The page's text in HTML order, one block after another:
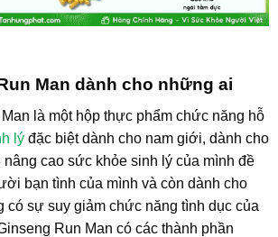
Man dành cho những ai
là một hộp thực phẩm chức năng hỗ
lý đặc biệt dành cho nam giới, dành cho
cao sức khỏe sinh lý của mình đề
bạn tình của mình và còn dành cho
sự suy giảm chức năng tình dục của
Run Man có các thành phần